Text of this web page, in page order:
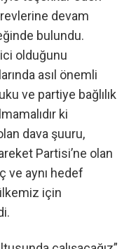
devam
bulundu.
olduğunu
asıl önemli
ve partiye bağlılık
ki
dava şuuru,
Partisi’ne olan
ve aynı hedef
için